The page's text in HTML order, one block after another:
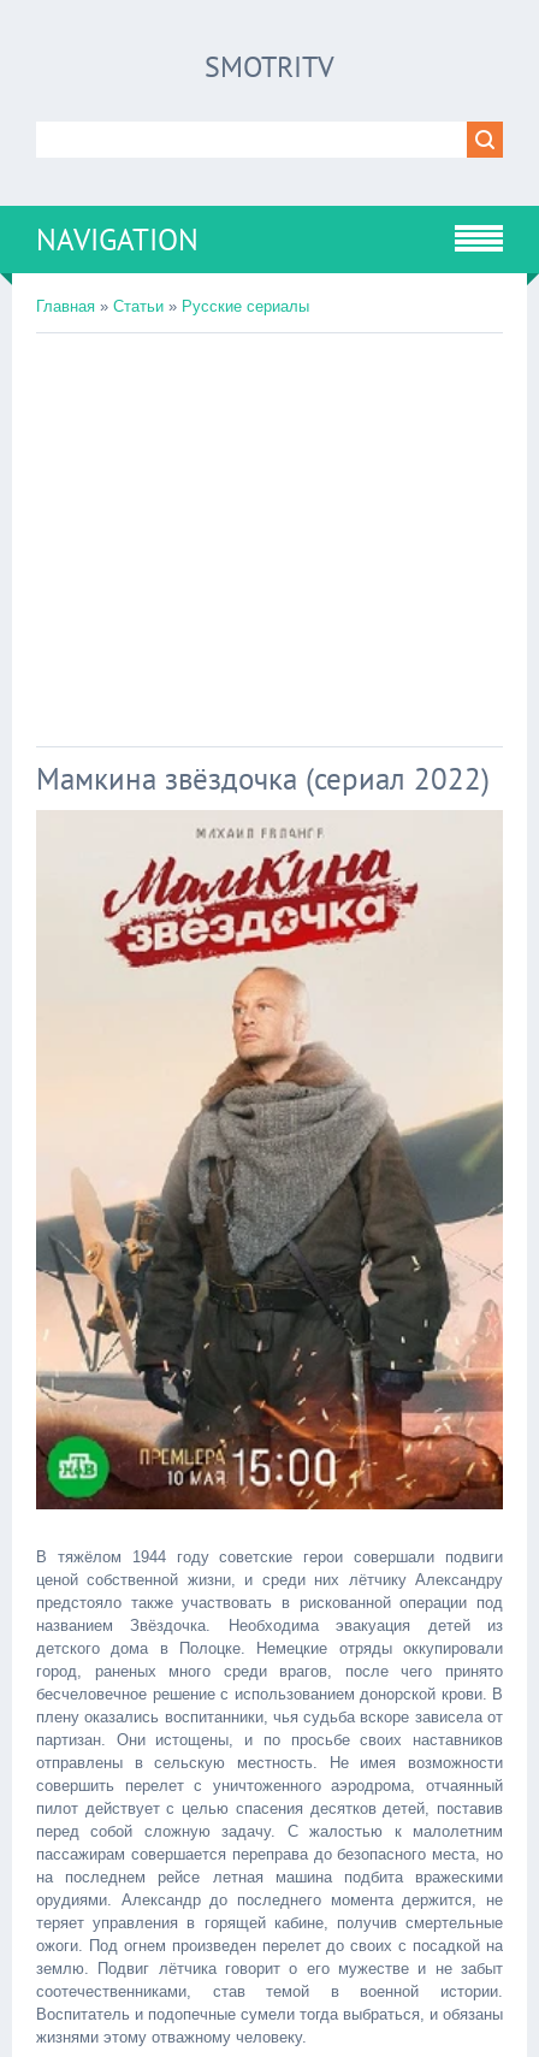
SMOTRITV
NAVIGATION
Главная » Статьи » Русские сериалы
Мамкина звёздочка (сериал 2022)
В тяжёлом 1944 году советские герои совершали подвиги
ценой собственной жизни, и среди них лётчику Александру
предстояло также участвовать в рискованной операции под
названием Звёздочка. Необходима эвакуация детей из
детского дома в Полоцке. Немецкие отряды оккупировали
город, раненых много среди врагов, после чего принято
бесчеловечное решение с использованием донорской крови. В
плену оказались воспитанники, чья судьба вскоре зависела от
партизан. Они истощены, и по просьбе своих наставников
отправлены в сельскую местность. Не имея возможности
совершить перелет с уничтоженного аэродрома, отчаянный
пилот действует с целью спасения десятков детей, поставив
перед собой сложную задачу. С жалостью к малолетним
пассажирам совершается переправа до безопасного места, но
на последнем рейсе летная машина подбита вражескими
орудиями. Александр до последнего момента держится, не
теряет управления в горящей кабине, получив смертельные
ожоги. Под огнем произведен перелет до своих с посадкой на
землю. Подвиг лётчика говорит о его мужестве и не забыт
соотечественниками, став темой в военной истории.
Воспитатель и подопечные сумели тогда выбраться, и обязаны
жизнями этому отважному человеку.